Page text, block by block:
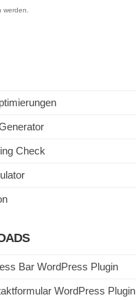
Check
Bar WordPress Plugin
WordPress Plugin